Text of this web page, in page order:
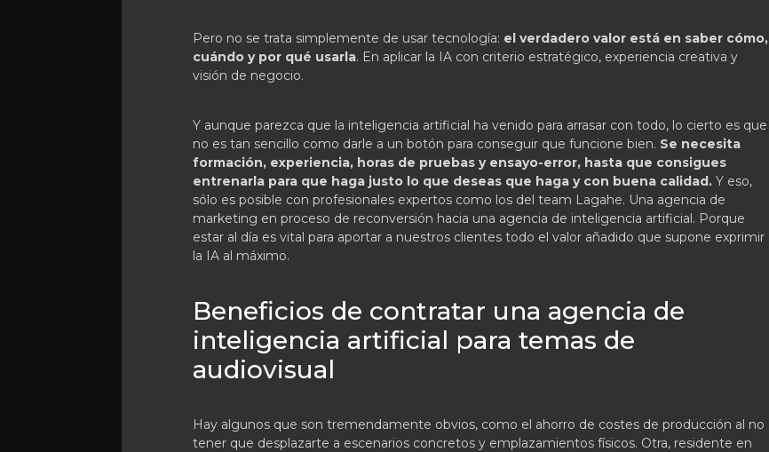
Pero no se trata simplemente de usar tecnología: el verdadero valor está en saber cómo,
cuándo y por qué usarla. En aplicar la IA con criterio estratégico, experiencia creativa y
visión de negocio.
Y aunque parezca que la inteligencia artificial ha venido para arrasar con todo, lo cierto es que
no es tan sencillo como darle a un botón para conseguir que funcione bien. Se necesita
formación, experiencia, horas de pruebas y ensayo-error, hasta que consigues
entrenarla para que haga justo lo que deseas que haga y con buena calidad. Y eso,
sólo es posible con profesionales expertos como los del team Lagahe. Una agencia de
marketing en proceso de reconversión hacia una agencia de inteligencia artificial. Porque
estar al día es vital para aportar a nuestros clientes todo el valor añadido que supone exprimir
la IA al máximo.
Beneficios de contratar una agencia de
inteligencia artificial para temas de
audiovisual
Hay algunos que son tremendamente obvios, como el ahorro de costes de producción al no
tener que desplazarte a escenarios concretos y emplazamientos físicos. Otra, residente en